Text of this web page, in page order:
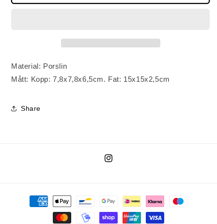
Material: Porslin
Mått: Kopp:7,8x7,8x6,5cm. Fat: 15x15x2,5cm
Share
Instagram
Betalningsmetoder